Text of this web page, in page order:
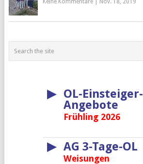
Keine Kommentare| Nov. 18, 2019
▶
OL-Einsteiger-
Angebote
Frühling 2026
▶ AG 3-Tage-OL
Weisungen